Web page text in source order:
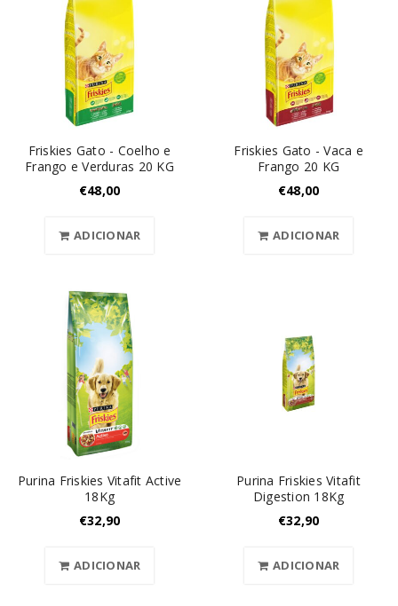
Friskies Gato - Coelho e
Frango e Verduras 20 KG
€48,00
ADICIONAR
Friskies Gato - Vaca e
Frango 20 KG
€48,00
ADICIONAR
Purina Friskies Vitafit Active
18Kg
€32,90
ADICIONAR
Purina Friskies Vitafit
Digestion 18Kg
€32,90
ADICIONAR